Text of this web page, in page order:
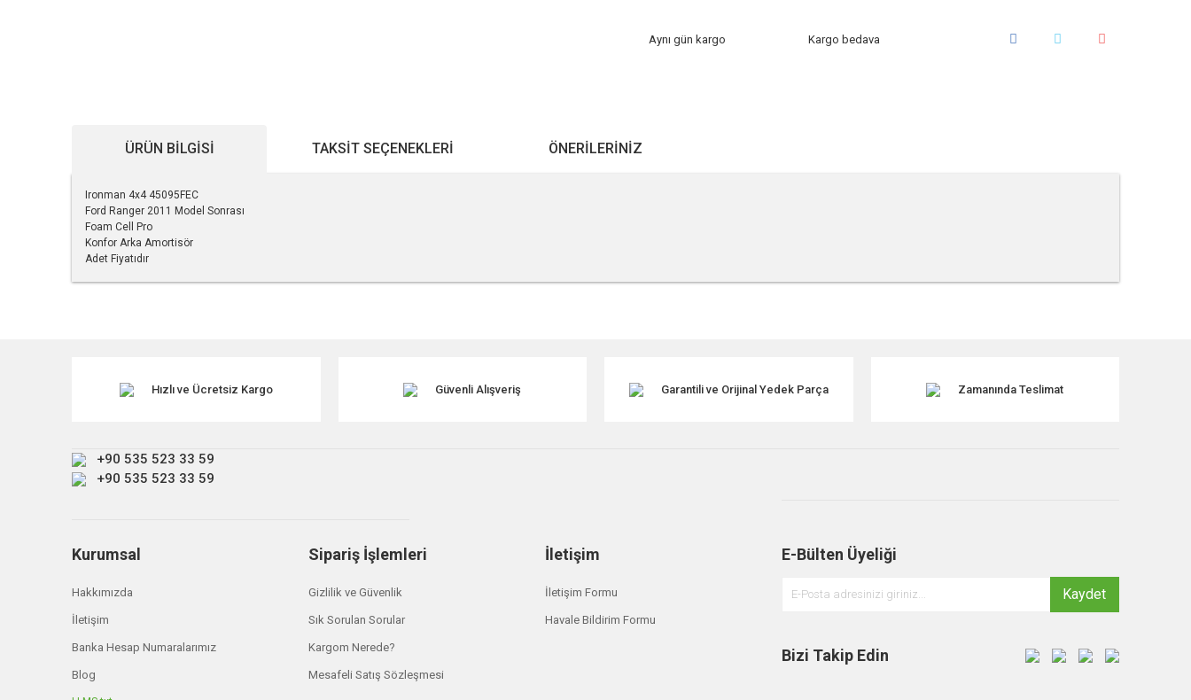
Aynı gün kargo Kargo bedava
ÜRÜN BILGISI TAKSIT SEÇENEKLERI ÖNERILERINIZ
Ironman 4x4 45095FEC
Ford Ranger 2011 Model Sonrası
Foam Cell Pro
Konfor Arka Amortisör
Adet Fiyatıdır
Ürün açıklamasında eksik bilgiler bulunuyor.
Bu ürüne benzer farklı alternatifler olmalı.
Hızlı ve Ücretsiz Kargo Güvenli Alışveriş Garantili ve Orijinal Yedek Parça Zamanında Teslimat
+90 535 523 33 59
+90 535 523 33 59
Kurumsal
Hakkımızda
İletişim
Banka Hesap Numaralarımız
Blog
Sipariş İşlemleri
Gizlilik ve Güvenlik
Sık Sorulan Sorular
Kargom Nerede?
Mesafeli Satış Sözleşmesi
İletişim
İletişim Formu
Havale Bildirim Formu
E-Bülten Üyeliği
Kaydet
Bizi Takip Edin